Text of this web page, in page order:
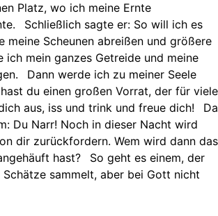
Platz, wo ich meine Ernte
Schließlich sagte er: So will ich es
meine Scheunen abreißen und größere
ich mein ganzes Getreide und meine
Dann werde ich zu meiner Seele
hast du einen großen Vorrat, der für viele
aus, iss und trink und freue dich! Da
Du Narr! Noch in dieser Nacht wird
dir zurückfordern. Wem wird dann das
hast? So geht es einem, der
sammelt, aber bei Gott nicht